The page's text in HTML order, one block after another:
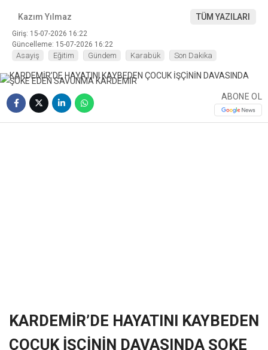
Kazım Yılmaz TÜM YAZILARI
Giriş: 15-07-2026 16:22
Güncelleme: 15-07-2026 16:22
Asayiş Eğitim Gündem Karabük Son Dakika
ABONE OL
KARDEMİR’DE HAYATINI KAYBEDEN
ÇOCUK İŞÇİNİN DAVASINDA ŞOKE